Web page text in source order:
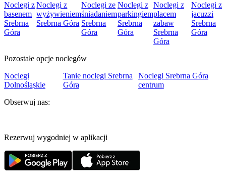
Noclegi z
basenem
Srebrna
Góra
Noclegi z
wyżywieniem
Srebrna Góra
Noclegi ze
śniadaniem
Srebrna
Góra
Noclegi z
parkingiem
Srebrna
Góra
Noclegi z
placem
zabaw
Srebrna
Góra
Noclegi z
jacuzzi
Srebrna
Góra
Pozostałe opcje noclegów
Noclegi
Dolnośląskie
Tanie noclegi Srebrna
Góra
Noclegi Srebrna Góra
centrum
Obserwuj nas:
Rezerwuj wygodniej w aplikacji